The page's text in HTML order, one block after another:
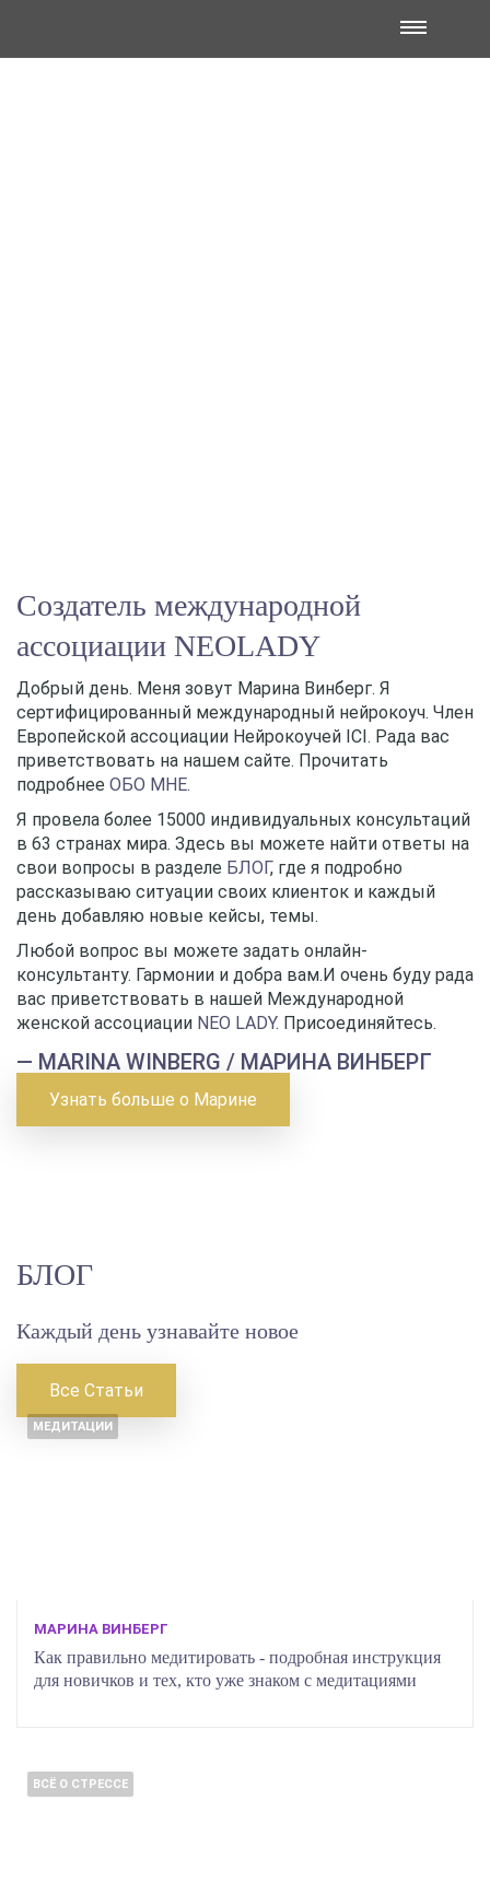
Создатель международной
ассоциации NEOLADY
Добрый день. Меня зовут Марина Винберг. Я
сертифицированный международный нейрокоуч. Член
Европейской ассоциации Нейрокоучей ICI. Рада вас
приветствовать на нашем сайте. Прочитать
подробнее ОБО МНЕ.
Я провела более 15000 индивидуальных консультаций
в 63 странах мира. Здесь вы можете найти ответы на
свои вопросы в разделе БЛОГ, где я подробно
рассказываю ситуации своих клиенток и каждый
день добавляю новые кейсы, темы.
Любой вопрос вы можете задать онлайн-
консультанту. Гармонии и добра вам.И очень буду рада
вас приветствовать в нашей Международной
женской ассоциации NEO LADY. Присоединяйтесь.
— MARINA WINBERG / МАРИНА ВИНБЕРГ
Узнать больше о Марине
БЛОГ
Каждый день узнавайте новое
Все Статьи
МЕДИТАЦИИ
МАРИНА ВИНБЕРГ
Как правильно медитировать - подробная инструкция
для новичков и тех, кто уже знаком с медитациями
ВСЁ О СТРЕССЕ